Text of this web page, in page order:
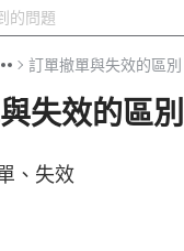
訂單撤單與失效的區別
失效的區別
、失效